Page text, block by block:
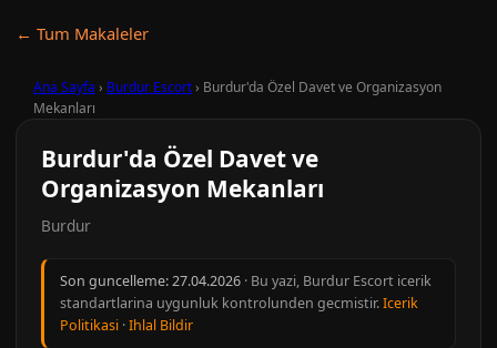
← Tum Makaleler
Ana Sayfa › Burdur Escort› Burdur'da Özel Davet ve Organizasyon
Mekanları
Burdur'da Özel Davet ve
Organizasyon Mekanları
Burdur
Son guncelleme:27.04.2026 · Bu yazi, Burdur Escort icerik
standartlarina uygunluk kontrolunden gecmistir.Icerik
Politikasi ·Ihlal Bildir